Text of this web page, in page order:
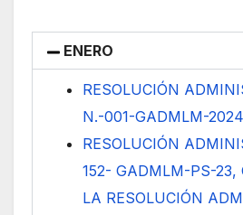
ENERO
RESOLUCIÓN
N.-001-GADMLM-2024
RESOLUCIÓN
152- GADMLM-PS-23,
LA RESOLUCIÓN